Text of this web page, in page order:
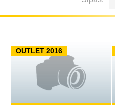
OUTLET 2016